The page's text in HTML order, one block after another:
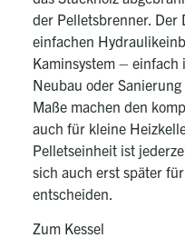
der Pelletsbrenner. Der
einfachen
Kaminsystem –
Neubau oder
Maße machen den
auch für kleine
Pelletseinheit ist
sich auch erst später
entscheiden.
Zum Kessel